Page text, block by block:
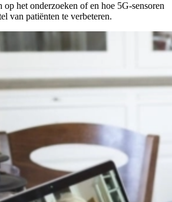
op het onderzoeken of en hoe 5G-sensoren
van patiënten te verbeteren.